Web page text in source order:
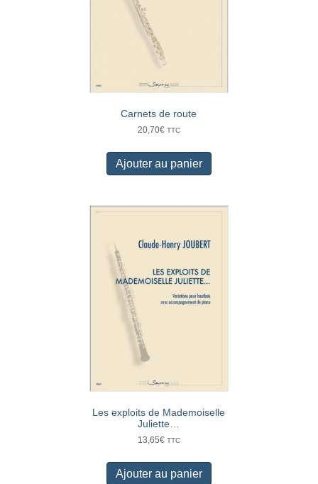
Carnets de route
20,70€ TTC
Ajouter au panier
Les exploits de Mademoiselle
Juliette…
13,65€ TTC
Ajouter au panier